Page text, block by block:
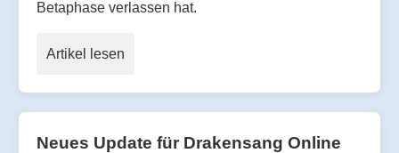
Betaphase verlassen hat.
Artikel lesen
Neues Update für Drakensang Online